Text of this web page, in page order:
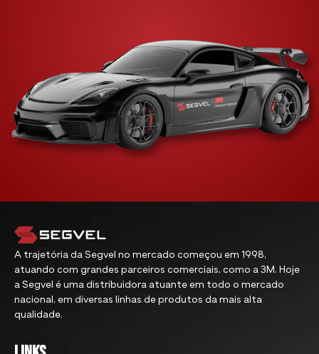
A trajetória da Segvel no mercado começou em 1998,
atuando com grandes parceiros comerciais, como a 3M. Hoje
a Segvel é uma distribuidora atuante em todo o mercado
nacional, em diversas linhas de produtos da mais alta
qualidade.